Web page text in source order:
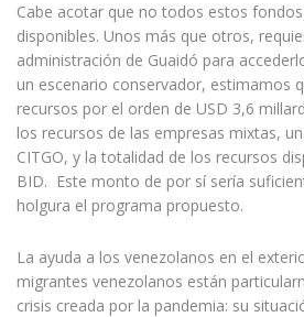
Cabe acotar que no todos estos
disponibles. Unos más que otros,
administración de Guaidó para
un escenario conservador, estimamos
recursos por el orden de USD 3,6
los recursos de las empresas mixtas,
CITGO, y la totalidad de los recursos
BID. Este monto de por sí sería
holgura el programa propuesto.
La ayuda a los venezolanos en el
migrantes venezolanos están
crisis creada por la pandemia: su